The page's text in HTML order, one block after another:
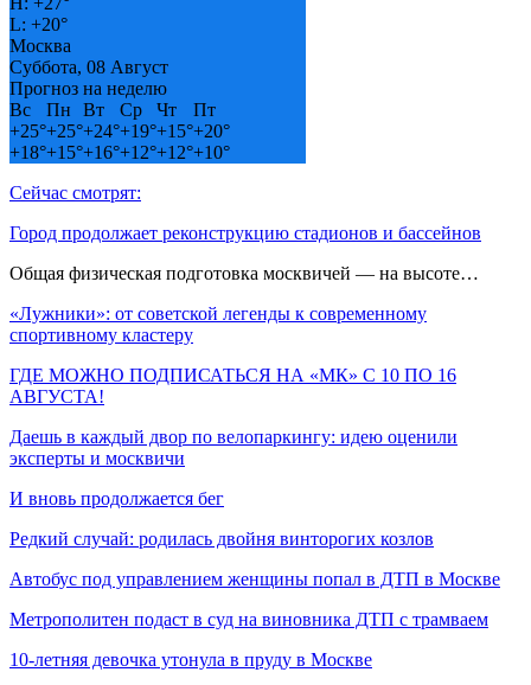
L: +20°
Москва
Суббота, 08 Август
Прогноз на неделю
Вс
Пн Вт Ср Чт
Пт
+25°+25°+24°+19°+15°+20°
+18°+15°+16°+12°+12°+10°
Сейчас смотрят:
Город продолжает реконструкцию стадионов и бассейнов
Общая физическая подготовка москвичей — на высоте…
«Лужники»: от советской легенды к современному
спортивному кластеру
ГДЕ МОЖНО ПОДПИСАТЬСЯ НА «МК» С 10 ПО 16
АВГУСТА!
Даешь в каждый двор по велопаркингу: идею оценили
эксперты и москвичи
И вновь продолжается бег
Редкий случай: родилась двойня винторогих козлов
Автобус под управлением женщины попал в ДТП в Москве
Метрополитен подаст в суд на виновника ДТП с трамваем
10-летняя девочка утонула в пруду в Москве